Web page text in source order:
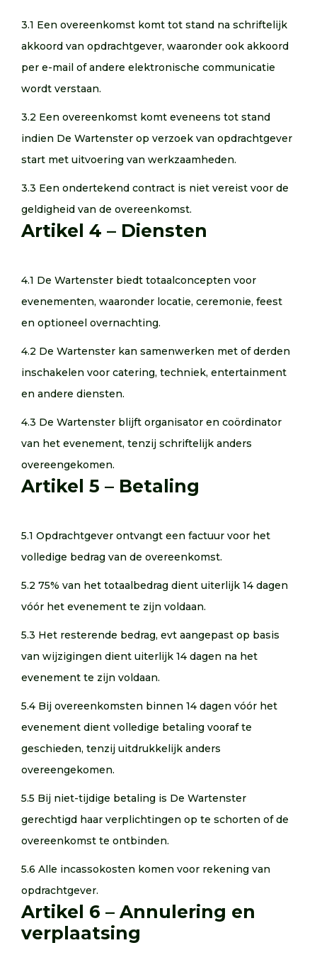
3.1 Een overeenkomst komt tot stand na schriftelijk
akkoord van opdrachtgever, waaronder ook akkoord
per e-mail of andere elektronische communicatie
wordt verstaan.
3.2 Een overeenkomst komt eveneens tot stand
indien De Wartenster op verzoek van opdrachtgever
start met uitvoering van werkzaamheden.
3.3 Een ondertekend contract is niet vereist voor de
geldigheid van de overeenkomst.
Artikel 4 – Diensten
4.1 De Wartenster biedt totaalconcepten voor
evenementen, waaronder locatie, ceremonie, feest
en optioneel overnachting.
4.2 De Wartenster kan samenwerken met of derden
inschakelen voor catering, techniek, entertainment
en andere diensten.
4.3 De Wartenster blijft organisator en coördinator
van het evenement, tenzij schriftelijk anders
overeengekomen.
Artikel 5 – Betaling
5.1 Opdrachtgever ontvangt een factuur voor het
volledige bedrag van de overeenkomst.
5.2 75% van het totaalbedrag dient uiterlijk 14 dagen
vóór het evenement te zijn voldaan.
5.3 Het resterende bedrag, evt aangepast op basis
van wijzigingen dient uiterlijk 14 dagen na het
evenement te zijn voldaan.
5.4 Bij overeenkomsten binnen 14 dagen vóór het
evenement dient volledige betaling vooraf te
geschieden, tenzij uitdrukkelijk anders
overeengekomen.
5.5 Bij niet-tijdige betaling is De Wartenster
gerechtigd haar verplichtingen op te schorten of de
overeenkomst te ontbinden.
5.6 Alle incassokosten komen voor rekening van
opdrachtgever.
Artikel 6 – Annulering en
verplaatsing